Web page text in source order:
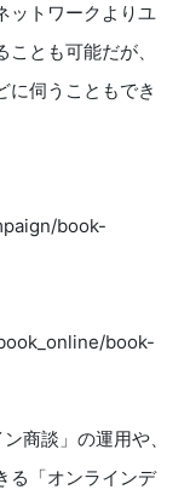
ットワークよりユ
とも可能だが、
に伺うこともでき
book-
book-
商談」の運用や、
る「オンラインデ